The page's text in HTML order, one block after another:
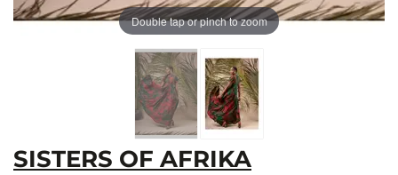
Double tap or pinch to zoom
SISTERS OF AFRIKA